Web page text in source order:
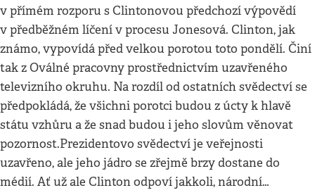
v přímém rozporu s Clintonovou předchozí výpovědí
v předběžném líčení v procesu Jonesová. Clinton, jak
známo, vypovídá před velkou porotou toto pondělí. Činí
tak z Oválné pracovny prostřednictvím uzavřeného
televizního okruhu. Na rozdíl od ostatních svědectví se
předpokládá, že všichni porotci budou z úcty k hlavě
státu vzhůru a že snad budou i jeho slovům věnovat
pozornost.Prezidentovo svědectví je veřejnosti
uzavřeno, ale jeho jádro se zřejmě brzy dostane do
médií. Ať už ale Clinton odpoví jakkoli, národní…